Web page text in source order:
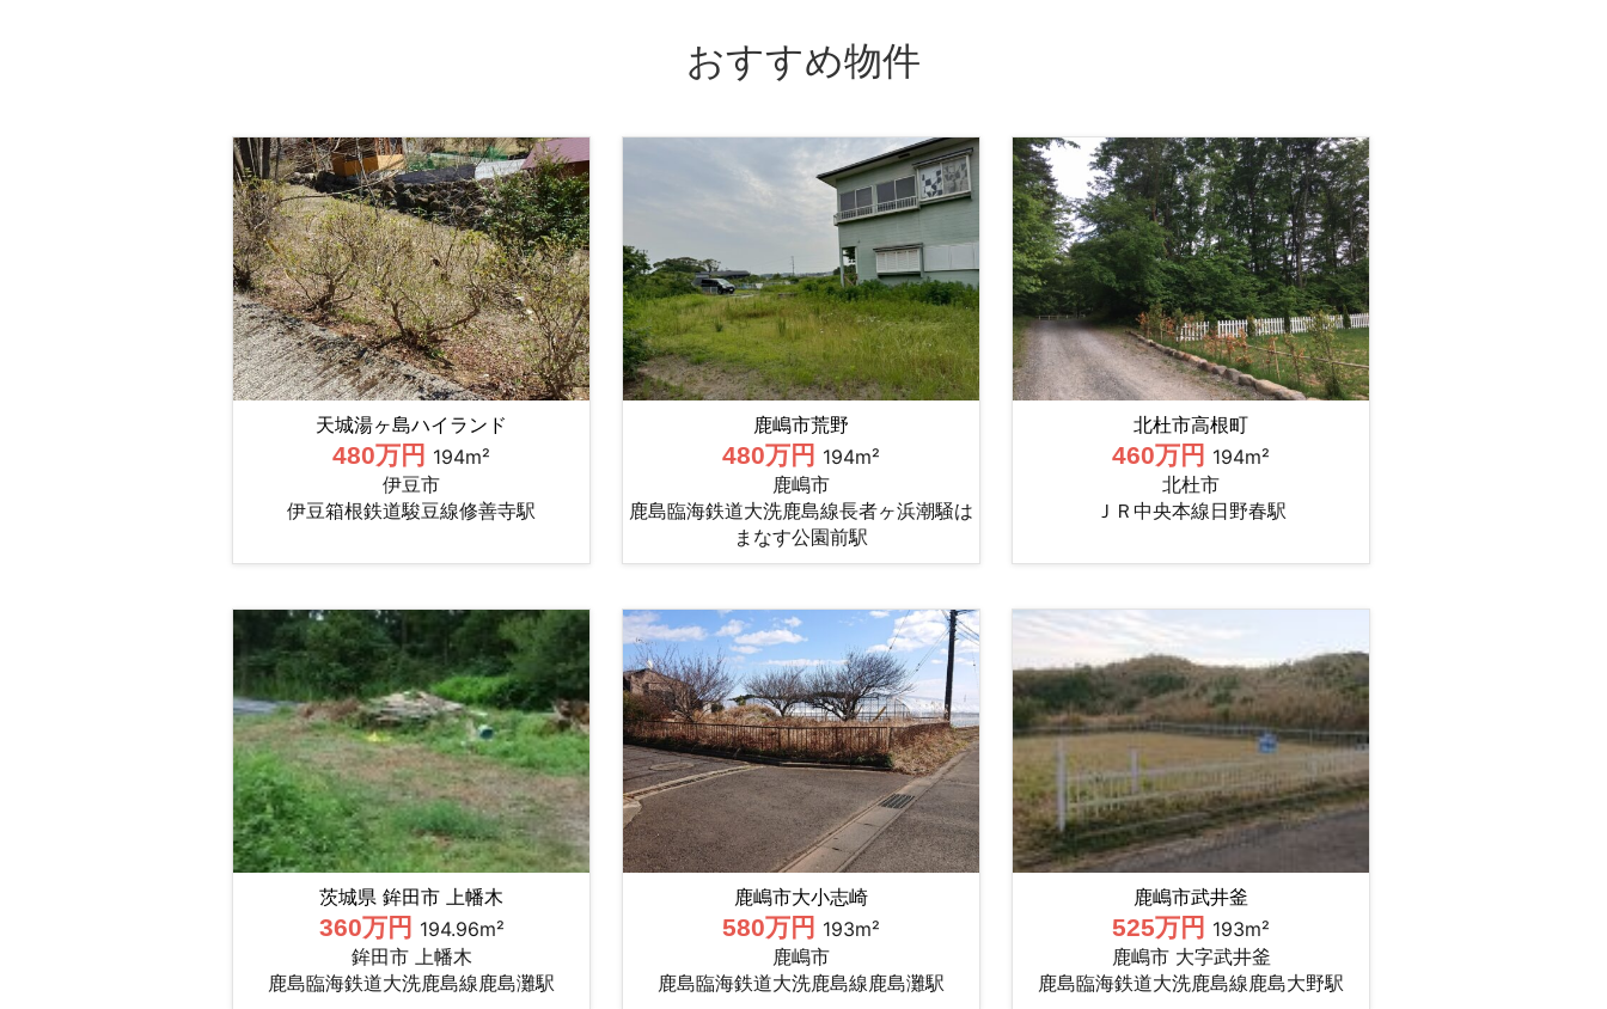
おすすめ物件
天城湯ヶ島ハイランド
480万円 194m²
伊豆市
伊豆箱根鉄道駿豆線修善寺駅
鹿嶋市荒野
480万円 194m²
鹿嶋市
鹿島臨海鉄道大洗鹿島線長者ヶ浜潮騒は
まなす公園前駅
北杜市高根町
460万円 194m²
北杜市
ＪＲ中央本線日野春駅
茨城県 鉾田市 上幡木
360万円 194.96m²
鉾田市 上幡木
鹿島臨海鉄道大洗鹿島線鹿島灘駅
鹿嶋市大小志崎
580万円 193m²
鹿嶋市
鹿島臨海鉄道大洗鹿島線鹿島灘駅
鹿嶋市武井釜
525万円 193m²
鹿嶋市 大字武井釜
鹿島臨海鉄道大洗鹿島線鹿島大野駅